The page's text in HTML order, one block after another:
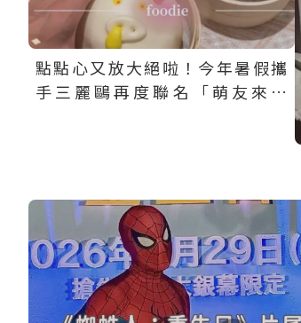
點點心又放大絕啦！今年暑假攜
手三麗鷗再度聯名「萌友來點